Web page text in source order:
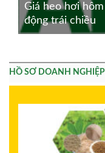
Giá heo hơi
động trái chiều
HỒ SƠ DOANH NGHIỆP